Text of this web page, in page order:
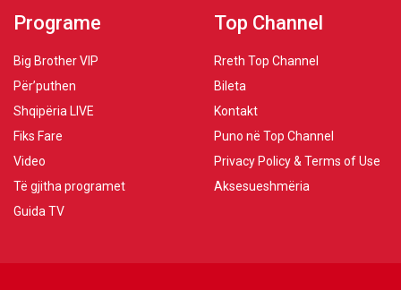
Programe
Big Brother VIP
Për’puthen
Shqipëria LIVE
Fiks Fare
Video
Të gjitha programet
Guida TV
Top Channel
Rreth Top Channel
Bileta
Kontakt
Puno në Top Channel
Privacy Policy & Terms of Use
Aksesueshmëria